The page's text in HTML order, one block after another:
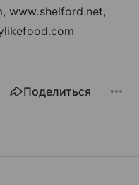
www.shelford.net,
Поделиться